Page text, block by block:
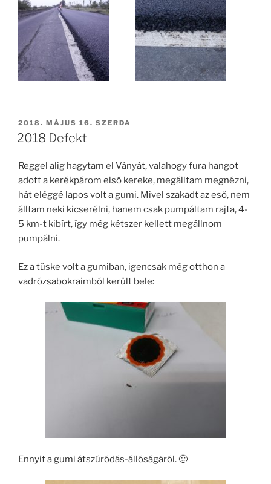
BEKÜLDVE:
2018. MÁJUS 16. SZERDA
2018 Defekt
Reggel alig hagytam el Ványát, valahogy fura hangot
adott a kerékpárom első kereke, megálltam megnézni,
hát eléggé lapos volt a gumi. Mivel szakadt az eső, nem
álltam neki kicserélni, hanem csak pumpáltam rajta, 4-
5 km-t kibírt, így még kétszer kellett megállnom
pumpálni.
Ez a tüske volt a gumiban, igencsak még otthon a
vadrózsabokraimból került bele:
Ennyit a gumi átszúródás-állóságáról. 🙁